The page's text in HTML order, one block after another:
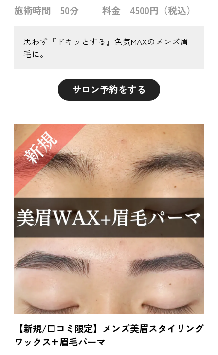
施術時間
50分 料金 4500円（税込）
思わず『ドキッとする』色気MAXのメンズ眉
毛に。
サロン予約をする
【新規/口コミ限定】メンズ美眉スタイリング
ワックス+眉毛パーマ